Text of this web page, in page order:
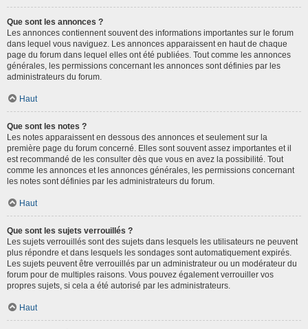
Que sont les annonces ?
Les annonces contiennent souvent des informations importantes sur le forum
dans lequel vous naviguez. Les annonces apparaissent en haut de chaque
page du forum dans lequel elles ont été publiées. Tout comme les annonces
générales, les permissions concernant les annonces sont définies par les
administrateurs du forum.
Haut
Que sont les notes ?
Les notes apparaissent en dessous des annonces et seulement sur la
première page du forum concerné. Elles sont souvent assez importantes et il
est recommandé de les consulter dès que vous en avez la possibilité. Tout
comme les annonces et les annonces générales, les permissions concernant
les notes sont définies par les administrateurs du forum.
Haut
Que sont les sujets verrouillés ?
Les sujets verrouillés sont des sujets dans lesquels les utilisateurs ne peuvent
plus répondre et dans lesquels les sondages sont automatiquement expirés.
Les sujets peuvent être verrouillés par un administrateur ou un modérateur du
forum pour de multiples raisons. Vous pouvez également verrouiller vos
propres sujets, si cela a été autorisé par les administrateurs.
Haut